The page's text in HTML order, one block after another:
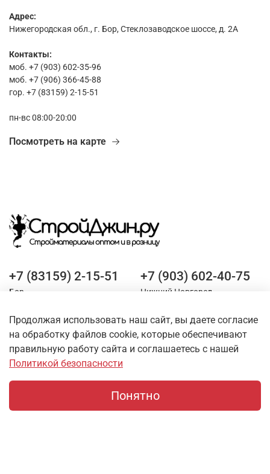
Адрес:
Нижегородская обл., г. Бор, Стеклозаводское шоссе, д. 2А
Контакты:
моб. +7 (903) 602-35-96
моб. +7 (906) 366-45-88
гор. +7 (83159) 2-15-51
пн-вс 08:00-20:00
Посмотреть на карте
+7 (83159) 2-15-51
Бор
+7 (903) 602-40-75
Нижний Новгород
Оставайтесь на связи
Продолжая использовать наш сайт, вы даете согласие
на обработку файлов cookie, которые обеспечивают
правильную работу сайта и соглашаетесь с нашей
Политикой безопасности
Понятно